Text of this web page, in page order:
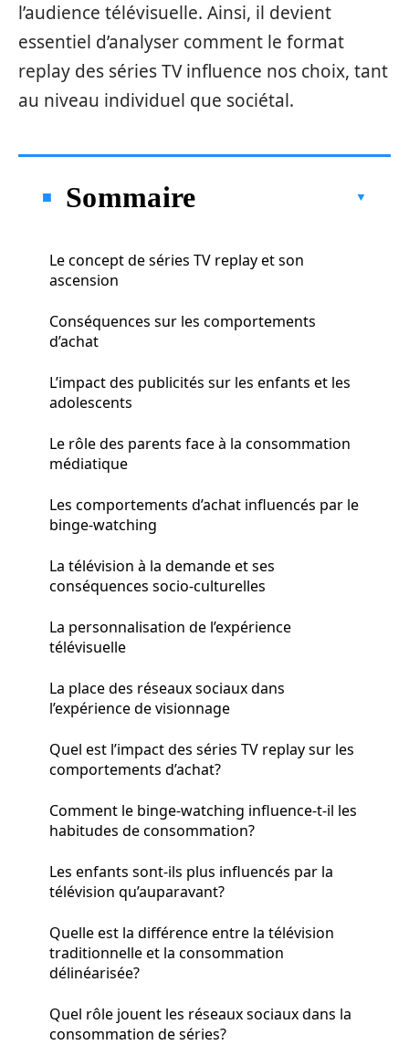
l’audience télévisuelle. Ainsi, il devient
essentiel d’analyser comment le format
replay des séries TV influence nos choix, tant
au niveau individuel que sociétal.
Sommaire
Le concept de séries TV replay et son
ascension
Conséquences sur les comportements
d’achat
L’impact des publicités sur les enfants et les
adolescents
Le rôle des parents face à la consommation
médiatique
Les comportements d’achat influencés par le
binge-watching
La télévision à la demande et ses
conséquences socio-culturelles
La personnalisation de l’expérience
télévisuelle
La place des réseaux sociaux dans
l’expérience de visionnage
Quel est l’impact des séries TV replay sur les
comportements d’achat?
Comment le binge-watching influence-t-il les
habitudes de consommation?
Les enfants sont-ils plus influencés par la
télévision qu’auparavant?
Quelle est la différence entre la télévision
traditionnelle et la consommation
délinéarisée?
Quel rôle jouent les réseaux sociaux dans la
consommation de séries?